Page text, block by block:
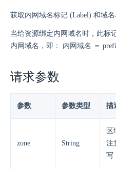
获取内网域名标记 (Label) 和域名
当给资源绑定内网域名时，此标
内网域名，即： 内网域名 ＝
请求参数
参数 参数类型 描
zone String
区
注
写